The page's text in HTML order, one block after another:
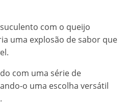
com o queijo
uma explosão de sabor que
com uma série de
o uma escolha versátil